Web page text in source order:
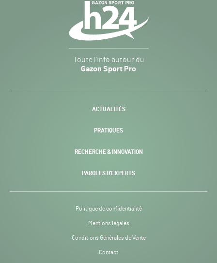
Sport
Pro
-
Toute l’info autour du
Gazon Sport Pro
ACTUALITÉS
PRATIQUES
RECHERCHE & INNOVATION
PAROLES D’EXPERTS
Politique de confidentialité
Mentions légales
Conditions Générales de Vente
Contact